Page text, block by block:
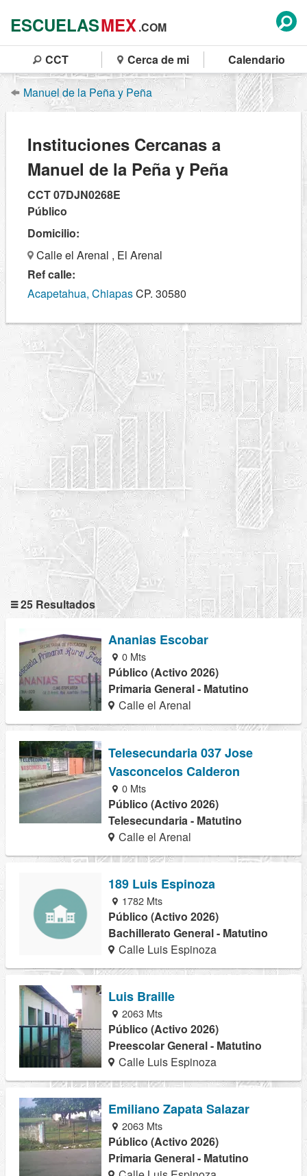
ESCUELASMEX.COM
CCT Cerca de mi Calendario
Manuel de la Peña y Peña
Instituciones Cercanas a
Manuel de la Peña y Peña
CCT 07DJN0268E
Público
Domicilio:
Calle el Arenal , El Arenal
Ref calle:
Acapetahua, ChiapasCP. 30580
25 Resultados
Ananias Escobar
0 Mts
Público (Activo 2026)
Primaria General - Matutino
Calle el Arenal
Telesecundaria 037 Jose
Vasconcelos Calderon
0 Mts
Público (Activo 2026)
Telesecundaria - Matutino
Calle el Arenal
189 Luis Espinoza
1782 Mts
Público (Activo 2026)
Bachillerato General - Matutino
Calle Luis Espinoza
Luis Braille
2063 Mts
Público (Activo 2026)
Preescolar General - Matutino
Calle Luis Espinoza
Emiliano Zapata Salazar
2063 Mts
Público (Activo 2026)
Primaria General - Matutino